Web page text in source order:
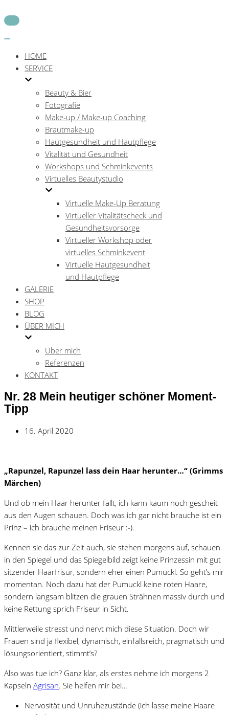
Navigations-
HOME
SERVICE
Beauty & Bier
Fotografie
Make-up / Make-up Coaching
Brautmake-up
Hautgesundheit und Hautpflege
Vitalität und Gesundheit
Workshops und Schminkevents
Virtuelles Beautystudio
Virtuelle Make-Up Beratung
Virtueller Vitalitätscheck und
Gesundheitsvorsorge
Virtueller Workshop oder
virtuelles Schminkevent
Virtuelle Hautgesundheit
und Hautpflege
GALERIE
SHOP
BLOG
ÜBER MICH
Über mich
Referenzen
KONTAKT
Nr. 28 Mein heutiger schöner Moment-
Tipp
16. April 2020
„Rapunzel, Rapunzel lass dein Haar herunter…“ (Grimms
Märchen)
Und ob mein Haar herunter fällt, ich kann kaum noch gescheit
aus den Augen schauen. Doch was ich gar nicht brauche ist ein
Prinz – ich brauche meinen Friseur :-).
Kennen sie das zur Zeit auch, sie stehen morgens auf, schauen
in den Spiegel und das Spiegelbild zeigt keine Prinzessin mit gut
sitzender Haarfrisur, sondern eher einen Pumuckl. So geht’s mir
momentan. Noch dazu hat der Pumuckl keine roten Haare,
sondern langsam blitzen die grauen Strähnen massiv durch und
keine Rettung sprich Friseur in Sicht.
Mittlerweile stresst und nervt mich diese Situation. Doch wir
Frauen sind ja flexibel, dynamisch, einfallsreich, pragmatisch und
lösungsorientiert, stimmt’s?
Also was tue ich? Ganz klar, als erstes nehme ich morgens 2
Kapseln Agrisan. Sie helfen mir bei…
Nervosität und Unruhezustände (ich lasse meine Haare